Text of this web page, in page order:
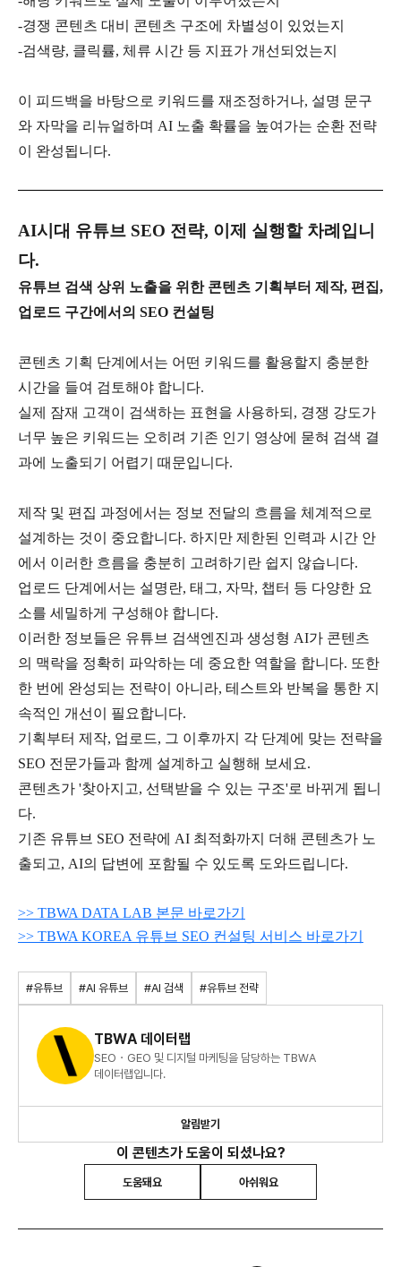
-경쟁 콘텐츠 대비 콘텐츠 구조에 차별성이 있었는지
-검색량, 클릭률, 체류 시간 등 지표가 개선되었는지
이 피드백을 바탕으로 키워드를 재조정하거나, 설명 문구
와 자막을 리뉴얼하며 AI 노출 확률을 높여가는 순환 전략
이 완성됩니다.
AI시대 유튜브 SEO 전략, 이제 실행할 차례입니
다.
유튜브 검색 상위 노출을 위한 콘텐츠 기획부터 제작, 편집,
업로드 구간에서의 SEO 컨설팅
콘텐츠 기획 단계에서는 어떤 키워드를 활용할지 충분한
시간을 들여 검토해야 합니다.
실제 잠재 고객이 검색하는 표현을 사용하되 , 경쟁 강도가
너무 높은 키워드는 오히려 기존 인기 영상에 묻혀 검색 결
과에 노출되기 어렵기 때문입니다.
제작 및 편집 과정에서는 정보 전달의 흐름을 체계적으로
설계하는 것이 중요합니다. 하지만 제한된 인력과 시간 안
에서 이러한 흐름을 충분히 고려하기란 쉽지 않습니다.
업로드 단계에서는 설명란, 태그, 자막, 챕터 등 다양한 요
소를 세밀하게 구성해야 합니다.
이러한 정보들은 유튜브 검색엔진과 생성형 AI가 콘텐츠
의 맥락을 정확히 파악하는 데 중요한 역할을 합니다. 또한
한 번에 완성되는 전략이 아니라, 테스트와 반복을 통한 지
속적인 개선이 필요합니다.
기획부터 제작, 업로드, 그 이후까지 각 단계에 맞는 전략을
SEO 전문가들과 함께 설계하고 실행해 보세요.
콘텐츠가 '찾아지고, 선택받을 수 있는 구조'로 바뀌게 됩니
다.
기존 유튜브 SEO 전략에 AI 최적화까지 더해 콘텐츠가 노
출되고, AI의 답변에 포함될 수 있도록 도와드립니다.
>> TBWA DATA LAB 본문 바로가기
>> TBWA KOREA 유튜브 SEO 컨설팅 서비스 바로가기
#유튜브 #AI 유튜브 #AI 검색 #유튜브 전략
TBWA 데이터랩
SEO・GEO 및 디지털 마케팅을 담당하는 TBWA
데이터랩입니다.
알림받기
이 콘텐츠가 도움이 되셨나요?
도움돼요 아쉬워요